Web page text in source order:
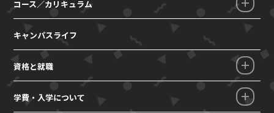
コース／カリキュラム
キャンパスライフ
資格と就職
学費・入学について